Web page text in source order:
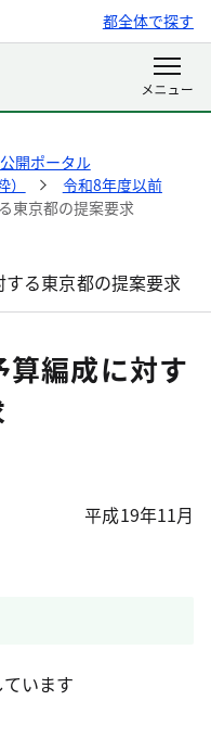
都全体で探す
開ポータル
令和8年度以前
東京都の提案要求
る東京都の提案要求
編成に対す
平成19年11月
います